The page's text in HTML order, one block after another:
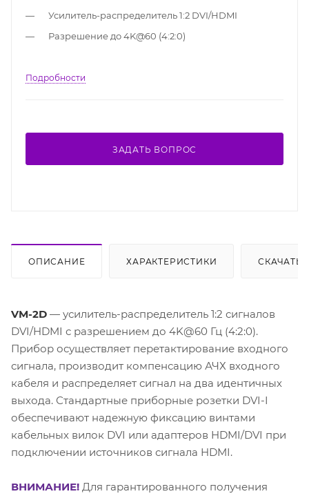
Усилитель-распределитель 1:2 DVI/HDMI
Разрешение до 4K@60 (4:2:0)
Подробности
ЗАДАТЬ ВОПРОС
ОПИСАНИЕ ХАРАКТЕРИСТИКИ СКАЧАТЬ
VM-2D — усилитель-распределитель 1:2 сигналов
DVI/HDMI с разрешением до 4K@60 Гц (4:2:0).
Прибор осуществляет перетактирование входного
сигнала, производит компенсацию АЧХ входного
кабеля и распределяет сигнал на два идентичных
выхода. Стандартные приборные розетки DVI-I
обеспечивают надежную фиксацию винтами
кабельных вилок DVI или адаптеров HDMI/DVI при
подключении источников сигнала HDMI.
ВНИМАНИЕ! Для гарантированного получения